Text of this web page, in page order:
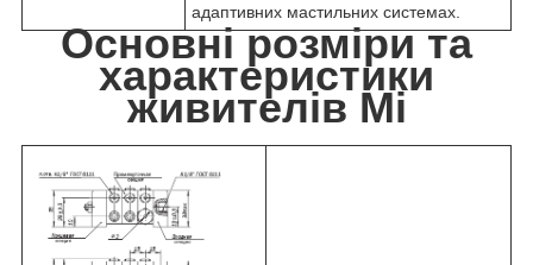
адаптивних мастильних системах.
Основні розміри та
характеристики
живителів Mi